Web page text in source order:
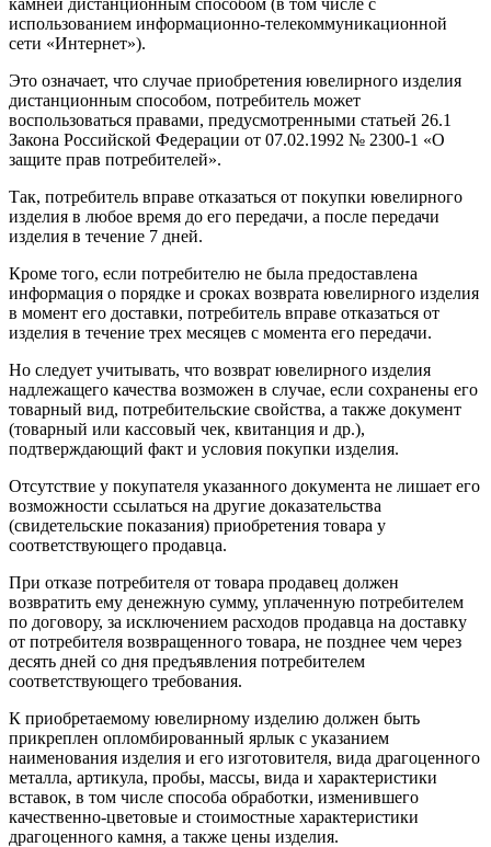
использованием информационно-телекоммуникационной
сети «Интернет»).
Это означает, что случае приобретения ювелирного изделия
дистанционным способом, потребитель может
воспользоваться правами, предусмотренными статьей 26.1
Закона Российской Федерации от 07.02.1992 № 2300-1 «О
защите прав потребителей».
Так, потребитель вправе отказаться от покупки ювелирного
изделия в любое время до его передачи, а после передачи
изделия в течение 7 дней.
Кроме того, если потребителю не была предоставлена
информация о порядке и сроках возврата ювелирного изделия
в момент его доставки, потребитель вправе отказаться от
изделия в течение трех месяцев с момента его передачи.
Но следует учитывать, что возврат ювелирного изделия
надлежащего качества возможен в случае, если сохранены его
товарный вид, потребительские свойства, а также документ
(товарный или кассовый чек, квитанция и др.),
подтверждающий факт и условия покупки изделия.
Отсутствие у покупателя указанного документа не лишает его
возможности ссылаться на другие доказательства
(свидетельские показания) приобретения товара у
соответствующего продавца.
При отказе потребителя от товара продавец должен
возвратить ему денежную сумму, уплаченную потребителем
по договору, за исключением расходов продавца на доставку
от потребителя возвращенного товара, не позднее чем через
десять дней со дня предъявления потребителем
соответствующего требования.
К приобретаемому ювелирному изделию должен быть
прикреплен опломбированный ярлык с указанием
наименования изделия и его изготовителя, вида драгоценного
металла, артикула, пробы, массы, вида и характеристики
вставок, в том числе способа обработки, изменившего
качественно-цветовые и стоимостные характеристики
драгоценного камня, а также цены изделия.